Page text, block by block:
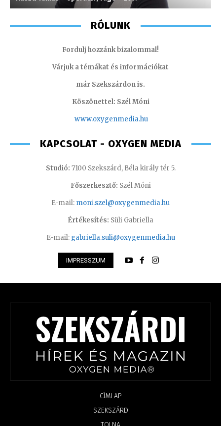
RÓLUNK
Fordulj hozzánk bizalommal!
Várjuk a témákat és információkat
már Szekszárdon is.
Köszönettel: Szél Móni
www.oxygenmedia.hu
KAPCSOLAT - OXYGEN MEDIA
Studió: 7100 Szekszárd, Béla király tér 5.
Főszerkesztő: Szél Móni
E-mail: moni.szel@oxygenmedia.hu
Értékesítés: Süli Gabriella
E-mail: gabriella.suli@oxygenmedia.hu
IMPRESSZUM
CÍMLAP
SZEKSZÁRD